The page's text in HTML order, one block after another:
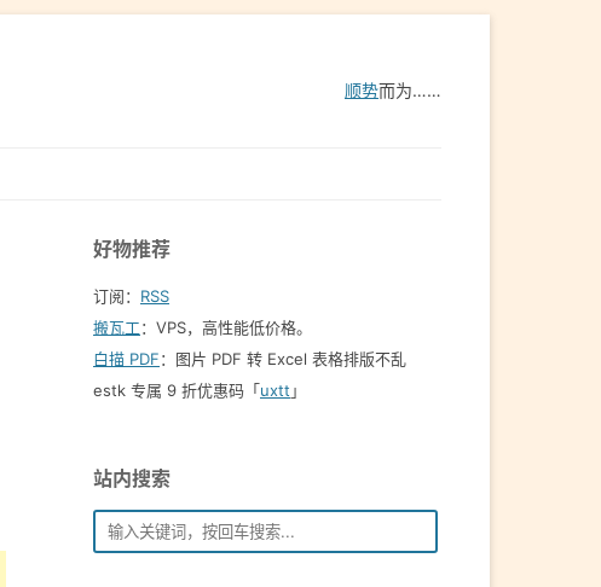
顺势而为……
好物推荐
订阅： RSS
搬瓦工：VPS，高性能低价格。️
白描 PDF：图片 PDF 转 Excel 表格排版不乱
estk 专属 9 折优惠码「uxtt 」
站内搜索